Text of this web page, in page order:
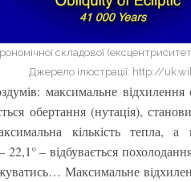
складової
Джерело ілюстрації: http://
максимальне відхилення
обертання (нутація),
кількість тепла, а
22,1° – відбувається
Максимальне